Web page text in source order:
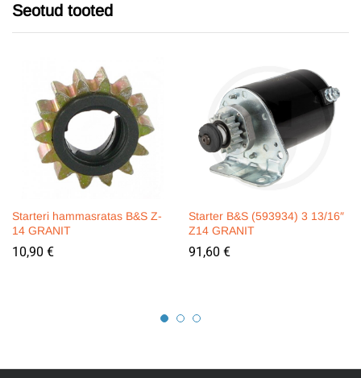
Seotud tooted
Starteri hammasratas B&S Z-
14 GRANIT
10,90 €
Starter B&S (593934) 3 13/16″
Z14 GRANIT
91,60 €